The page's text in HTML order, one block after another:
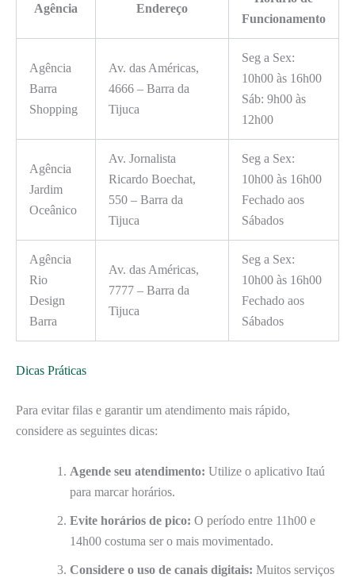
Agência Endereço
Funcionamento
Agência
Barra
Shopping
Av. das Américas,
4666 – Barra da
Tijuca
Seg a Sex:
10h00 às 16h00
Sáb: 9h00 às
12h00
Agência
Jardim
Oceânico
Av. Jornalista
Ricardo Boechat,
550 – Barra da
Tijuca
Seg a Sex:
10h00 às 16h00
Fechado aos
Sábados
Agência
Rio
Design
Barra
Av. das Américas,
7777 – Barra da
Tijuca
Seg a Sex:
10h00 às 16h00
Fechado aos
Sábados
Dicas Práticas
Para evitar filas e garantir um atendimento mais rápido,
considere as seguintes dicas:
Agende seu atendimento: Utilize o aplicativo Itaú
para marcar horários.
Evite horários de pico: O período entre 11h00 e
14h00 costuma ser o mais movimentado.
Considere o uso de canais digitais: Muitos serviços